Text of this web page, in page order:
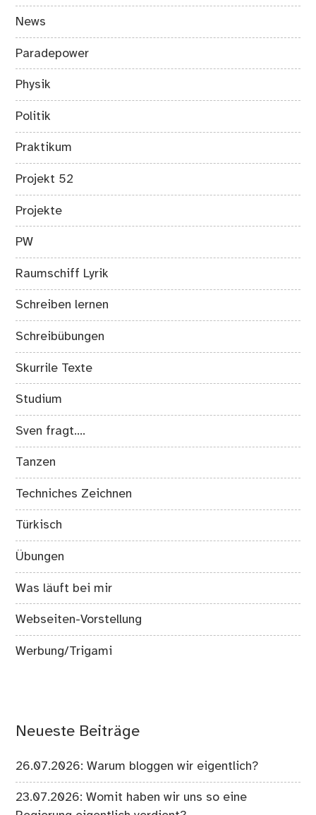
News
Paradepower
Physik
Politik
Praktikum
Projekt 52
Projekte
PW
Raumschiff Lyrik
Schreiben lernen
Schreibübungen
Skurrile Texte
Studium
Sven fragt….
Tanzen
Techniches Zeichnen
Türkisch
Übungen
Was läuft bei mir
Webseiten-Vorstellung
Werbung/Trigami
Neueste Beiträge
26.07.2026: Warum bloggen wir eigentlich?
23.07.2026: Womit haben wir uns so eine